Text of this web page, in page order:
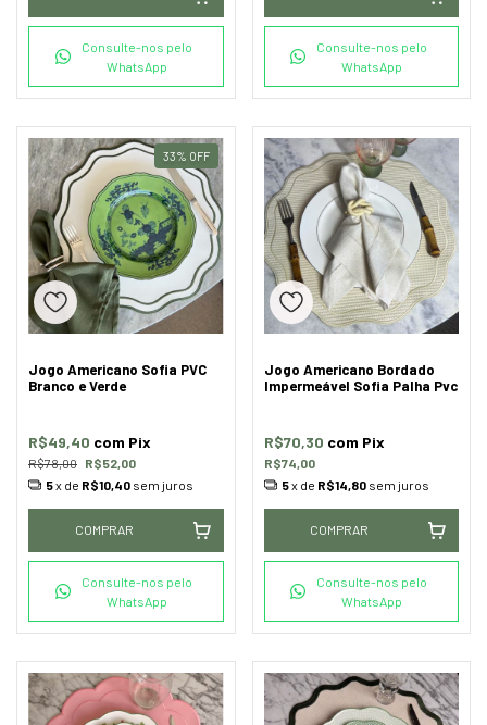
Consulte-nos pelo
WhatsApp
Consulte-nos pelo
WhatsApp
33% OFF
Jogo Americano Sofia PVC
Branco e Verde
R$78,00 R$52,00
R$49,40 com Pix
5x de R$10,40 sem juros
COMPRAR
Consulte-nos pelo
WhatsApp
Jogo Americano Bordado
Impermeável Sofia Palha Pvc
R$74,00
R$70,30 com Pix
5x de R$14,80 sem juros
COMPRAR
Consulte-nos pelo
WhatsApp